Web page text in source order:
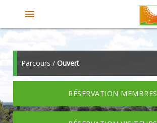
menu
Parcours / Ouvert
RÉSERVATION MEMBRES